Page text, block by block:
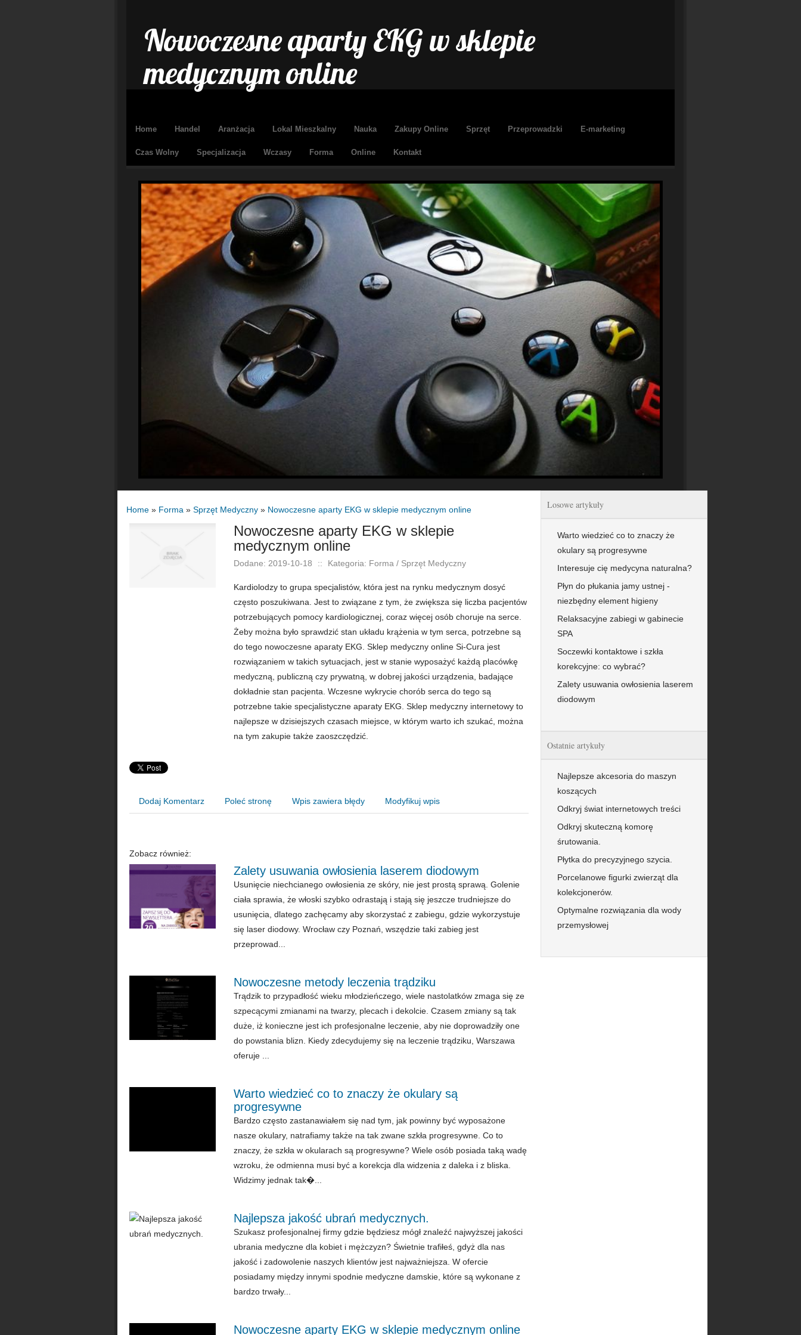
Nowoczesne aparty EKG w sklepie
medycznym online
Home Handel Aranżacja Lokal Mieszkalny Nauka Zakupy Online Sprzęt Przeprowadzki E-marketing
Czas Wolny Specjalizacja Wczasy Forma Online Kontakt
Home » Forma » Sprzęt Medyczny » Nowoczesne aparty EKG w sklepie medycznym online
Nowoczesne aparty EKG w sklepie
medycznym online
Dodane: 2019-10-18 :: Kategoria: Forma / Sprzęt Medyczny
Kardiolodzy to grupa specjalistów, która jest na rynku medycznym dosyć
często poszukiwana. Jest to związane z tym, że zwiększa się liczba pacjentów
potrzebujących pomocy kardiologicznej, coraz więcej osób choruje na serce.
Żeby można było sprawdzić stan układu krążenia w tym serca, potrzebne są
do tego nowoczesne aparaty EKG. Sklep medyczny online Si-Cura jest
rozwiązaniem w takich sytuacjach, jest w stanie wyposażyć każdą placówkę
medyczną, publiczną czy prywatną, w dobrej jakości urządzenia, badające
dokładnie stan pacjenta. Wczesne wykrycie chorób serca do tego są
potrzebne takie specjalistyczne aparaty EKG. Sklep medyczny internetowy to
najlepsze w dzisiejszych czasach miejsce, w którym warto ich szukać, można
na tym zakupie także zaoszczędzić.
Dodaj Komentarz Poleć stronę Wpis zawiera błędy Modyfikuj wpis
Zobacz również:
Zalety usuwania owłosienia laserem diodowym
Usunięcie niechcianego owłosienia ze skóry, nie jest prostą sprawą. Golenie
ciała sprawia, że włoski szybko odrastają i stają się jeszcze trudniejsze do
usunięcia, dlatego zachęcamy aby skorzystać z zabiegu, gdzie wykorzystuje
się laser diodowy. Wrocław czy Poznań, wszędzie taki zabieg jest
przeprowad...
Nowoczesne metody leczenia trądziku
Trądzik to przypadłość wieku młodzieńczego, wiele nastolatków zmaga się ze
szpecącymi zmianami na twarzy, plecach i dekolcie. Czasem zmiany są tak
duże, iż konieczne jest ich profesjonalne leczenie, aby nie doprowadziły one
do powstania blizn. Kiedy zdecydujemy się na leczenie trądziku, Warszawa
oferuje ...
Warto wiedzieć co to znaczy że okulary są
progresywne
Bardzo często zastanawiałem się nad tym, jak powinny być wyposażone
nasze okulary, natrafiamy także na tak zwane szkła progresywne. Co to
znaczy, że szkła w okularach są progresywne? Wiele osób posiada taką wadę
wzroku, że odmienna musi być a korekcja dla widzenia z daleka i z bliska.
Widzimy jednak tak�...
Najlepsza jakość ubrań medycznych.
Szukasz profesjonalnej firmy gdzie będziesz mógł znaleźć najwyższej jakości
ubrania medyczne dla kobiet i mężczyzn? Świetnie trafiłeś, gdyż dla nas
jakość i zadowolenie naszych klientów jest najważniejsza. W ofercie
posiadamy między innymi spodnie medyczne damskie, które są wykonane z
bardzo trwały...
Nowoczesne aparty EKG w sklepie medycznym online
Losowe artykuły
Warto wiedzieć co to znaczy że
okulary są progresywne
Interesuje cię medycyna naturalna?
Płyn do płukania jamy ustnej -
niezbędny element higieny
Relaksacyjne zabiegi w gabinecie
SPA
Soczewki kontaktowe i szkła
korekcyjne: co wybrać?
Zalety usuwania owłosienia laserem
diodowym
Ostatnie artykuły
Najlepsze akcesoria do maszyn
koszących
Odkryj świat internetowych treści
Odkryj skuteczną komorę
śrutowania.
Płytka do precyzyjnego szycia.
Porcelanowe figurki zwierząt dla
kolekcjonerów.
Optymalne rozwiązania dla wody
przemysłowej